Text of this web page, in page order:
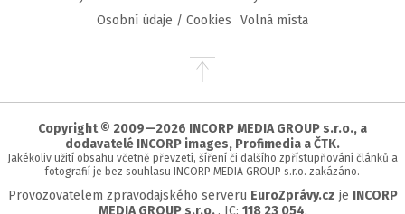
Osobní údaje / Cookies
Volná místa
Přejít
stránky
Copyright © 2009—2026 INCORP MEDIA GROUP s.r.o., a
dodavatelé INCORP images, Profimedia a ČTK.
Jakékoliv užití obsahu včetně převzetí, šíření či dalšího zpřístupňování článků a
fotografií je bez souhlasu INCORP MEDIA GROUP s.r.o. zakázáno.
Provozovatelem zpravodajského serveru EuroZprávy.cz je INCORP